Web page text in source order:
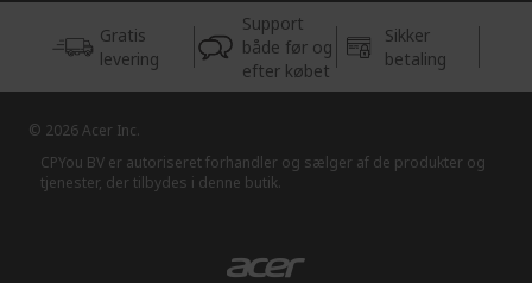
Gratis
levering
Support
både før og
efter købet
Sikker
betaling
© 2026 Acer Inc.
CPYou BV er autoriseret forhandler og sælger af de produkter og
tjenester, der tilbydes i denne butik.